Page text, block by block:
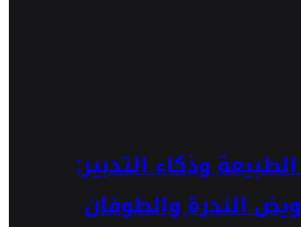
وذكاء التدبير:
الندرة والطوفان